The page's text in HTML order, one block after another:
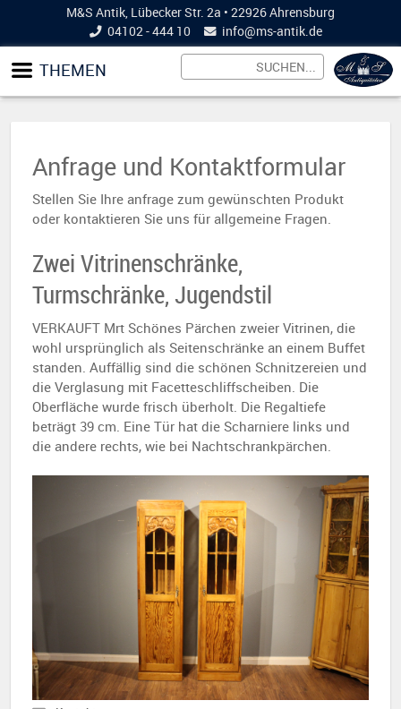
M&S Antik, Lübecker Str. 2a • 22926 Ahrensburg
04102 - 444 10
info@ms-antik.de
THEMEN
Anfrage und Kontaktformular
Stellen Sie Ihre anfrage zum gewünschten Produkt
oder kontaktieren Sie uns für allgemeine Fragen.
Zwei Vitrinenschränke,
Turmschränke, Jugendstil
VERKAUFT Mrt Schönes Pärchen zweier Vitrinen, die
wohl ursprünglich als Seitenschränke an einem Buffet
standen. Auffällig sind die schönen Schnitzereien und
die Verglasung mit Facetteschliffscheiben. Die
Oberfläche wurde frisch überholt. Die Regaltiefe
beträgt 39 cm. Eine Tür hat die Scharniere links und
die andere rechts, wie bei Nachtschrankpärchen.